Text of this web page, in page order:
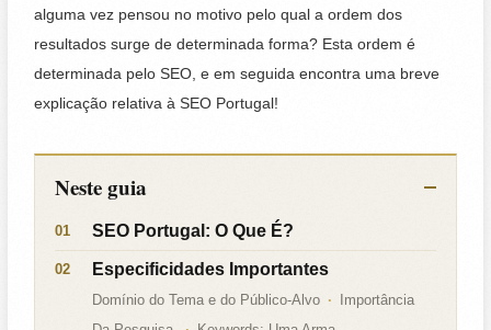
alguma vez pensou no motivo pelo qual a ordem dos
resultados surge de determinada forma? Esta ordem é
determinada pelo SEO, e em seguida encontra uma breve
explicação relativa à SEO Portugal!
Neste guia
SEO Portugal: O Que É?
Especificidades Importantes
Domínio do Tema e do Público-Alvo
Importância